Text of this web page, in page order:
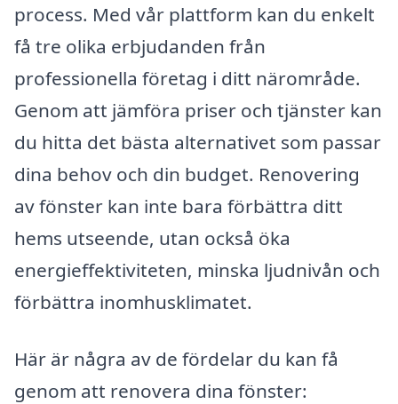
process. Med vår plattform kan du enkelt
få tre olika erbjudanden från
professionella företag i ditt närområde.
Genom att jämföra priser och tjänster kan
du hitta det bästa alternativet som passar
dina behov och din budget. Renovering
av fönster kan inte bara förbättra ditt
hems utseende, utan också öka
energieffektiviteten, minska ljudnivån och
förbättra inomhusklimatet.
Här är några av de fördelar du kan få
genom att renovera dina fönster: